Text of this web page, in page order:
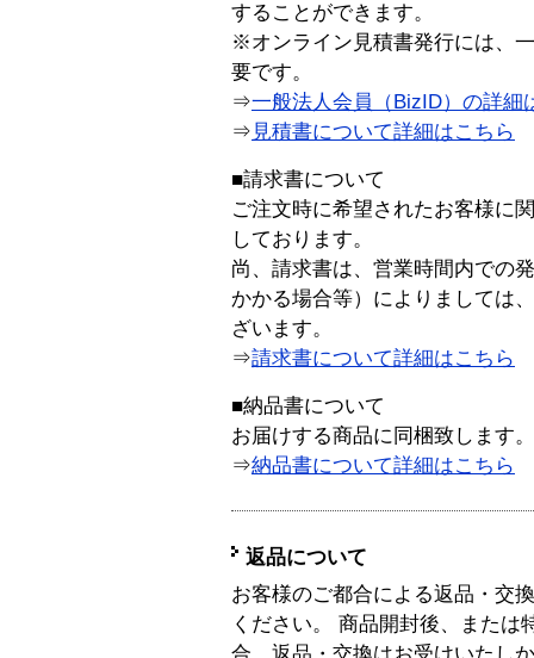
することができます。
※オンライン見積書発行には、
要です。
⇒一般法人会員（BizID）の詳細
⇒ 見積書について詳細はこちら
■請求書について
ご注文時に希望されたお客様に
しております。
尚、請求書は、営業時間内での
かかる場合等）によりましては
ざいます。
⇒請求書について詳細はこちら
■納品書について
お届けする商品に同梱致します。
⇒納品書について詳細はこちら
返品について
お客様のご都合による返品・交
ください。 商品開封後、または